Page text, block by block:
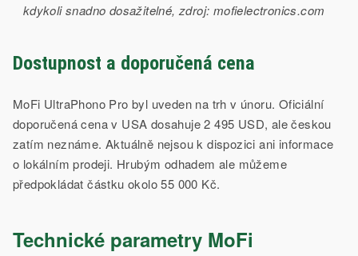
kdykoli snadno dosažitelné, zdroj: mofielectronics.com
Dostupnost a doporučená cena
MoFi UltraPhono Pro byl uveden na trh v únoru. Oficiální
doporučená cena v USA dosahuje 2 495 USD, ale českou
zatím neznáme. Aktuálně nejsou k dispozici ani informace
o lokálním prodeji. Hrubým odhadem ale můžeme
předpokládat částku okolo 55 000 Kč.
Technické parametry MoFi